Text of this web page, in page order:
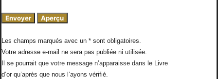
Les champs marqués avec un * sont obligatoires.
Votre adresse e-mail ne sera pas publiée ni utilisée.
Il se pourrait que votre message n’apparaisse dans le Livre
d’or qu’après que nous l’ayons vérifié.